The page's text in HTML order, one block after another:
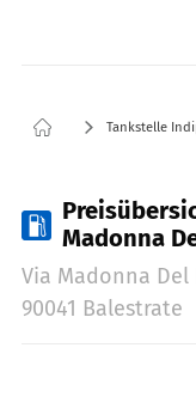
Tankstelle
Madonna
Via Madonna Del
90041 Balestrate